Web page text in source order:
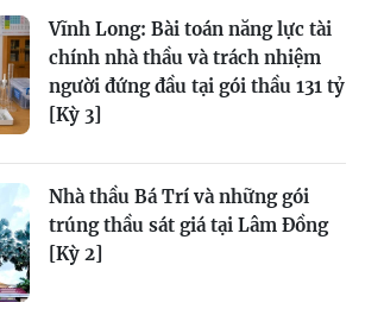
Vĩnh Long: Bài toán năng lực tài
chính nhà thầu và trách nhiệm
người đứng đầu tại gói thầu 131 tỷ
[Kỳ 3]
Nhà thầu Bá Trí và những gói
trúng thầu sát giá tại Lâm Đồng
[Kỳ 2]